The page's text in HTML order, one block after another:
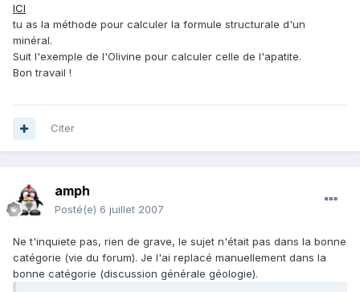
ICI
tu as la méthode pour calculer la formule structurale d'un
minéral.
Suit l'exemple de l'Olivine pour calculer celle de l'apatite.
Bon travail !
Citer
amph
Posté(e) 6 juillet 2007
Ne t'inquiete pas, rien de grave, le sujet n'était pas dans la bonne
catégorie (vie du forum). Je l'ai replacé manuellement dans la
bonne catégorie (discussion générale géologie).